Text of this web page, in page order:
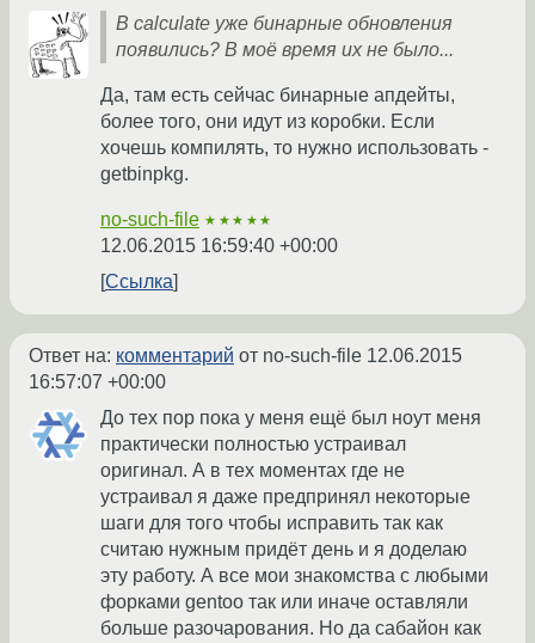
В calculate уже бинарные обновления
появились? В моё время их не было...
Да, там есть сейчас бинарные апдейты,
более того, они идут из коробки. Если
хочешь компилять, то нужно использовать -
getbinpkg.
no-such-file ★★★★★
12.06.2015 16:59:40 +00:00
Ссылка
Ответ на: комментарий от no-such-file 12.06.2015
16:57:07 +00:00
До тех пор пока у меня ещё был ноут меня
практически полностью устраивал
оригинал. А в тех моментах где не
устраивал я даже предпринял некоторые
шаги для того чтобы исправить так как
считаю нужным придёт день и я доделаю
эту работу. А все мои знакомства с любыми
форками gentoo так или иначе оставляли
больше разочарования. Но да сабайон как